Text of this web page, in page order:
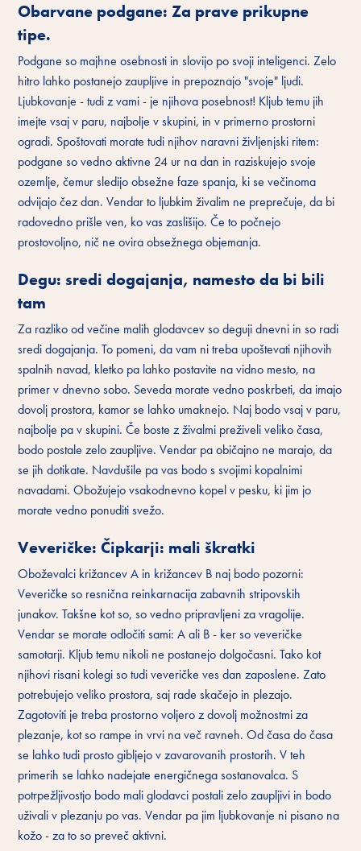
Obarvane podgane: Za prave prikupne
tipe.
Podgane so majhne osebnosti in slovijo po svoji inteligenci. Zelo
hitro lahko postanejo zaupljive in prepoznajo "svoje" ljudi.
Ljubkovanje - tudi z vami - je njihova posebnost! Kljub temu jih
imejte vsaj v paru, najbolje v skupini, in v primerno prostorni
ogradi. Spoštovati morate tudi njihov naravni življenjski ritem:
podgane so vedno aktivne 24 ur na dan in raziskujejo svoje
ozemlje, čemur sledijo obsežne faze spanja, ki se večinoma
odvijajo čez dan. Vendar to ljubkim živalim ne preprečuje, da bi
radovedno prišle ven, ko vas zaslišijo. Če to počnejo
prostovoljno, nič ne ovira obsežnega objemanja.
Degu: sredi dogajanja, namesto da bi bili
tam
Za razliko od večine malih glodavcev so deguji dnevni in so radi
sredi dogajanja. To pomeni, da vam ni treba upoštevati njihovih
spalnih navad, kletko pa lahko postavite na vidno mesto, na
primer v dnevno sobo. Seveda morate vedno poskrbeti, da imajo
dovolj prostora, kamor se lahko umaknejo. Naj bodo vsaj v paru,
najbolje pa v skupini. Če boste z živalmi preživeli veliko časa,
bodo postale zelo zaupljive. Vendar pa običajno ne marajo, da
se jih dotikate. Navdušile pa vas bodo s svojimi kopalnimi
navadami. Obožujejo vsakodnevno kopel v pesku, ki jim jo
morate vedno ponuditi svežo.
Veveričke: Čipkarji: mali škratki
Oboževalci križancev A in križancev B naj bodo pozorni:
Veveričke so resnična reinkarnacija zabavnih stripovskih
junakov. Takšne kot so, so vedno pripravljeni za vragolije.
Vendar se morate odločiti sami: A ali B - ker so veveričke
samotarji. Kljub temu nikoli ne postanejo dolgočasni. Tako kot
njihovi risani kolegi so tudi veveričke ves dan zaposlene. Zato
potrebujejo veliko prostora, saj rade skačejo in plezajo.
Zagotoviti je treba prostorno voljero z dovolj možnostmi za
plezanje, kot so rampe in vrvi na več ravneh. Od časa do časa
se lahko tudi prosto gibljejo v zavarovanih prostorih. V teh
primerih se lahko nadejate energičnega sostanovalca. S
potrpežljivostjo bodo mali glodavci postali zelo zaupljivi in bodo
uživali v plezanju po vas. Vendar pa jim ljubkovanje ni pisano na
kožo - za to so preveč aktivni.